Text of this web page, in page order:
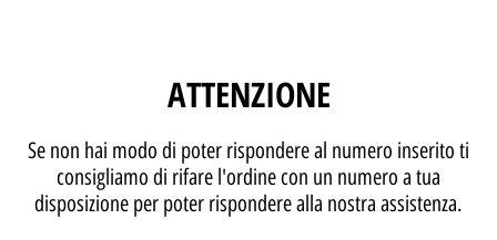
ATTENZIONE
Se non hai modo di poter rispondere al numero inserito ti
consigliamo di rifare l'ordine con un numero a tua
disposizione per poter rispondere alla nostra assistenza.